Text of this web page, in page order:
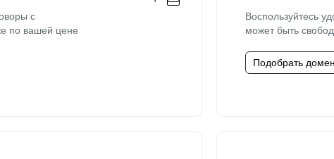
с
по вашей цене
Воспользуйтесь
может быть
Подобрать домен